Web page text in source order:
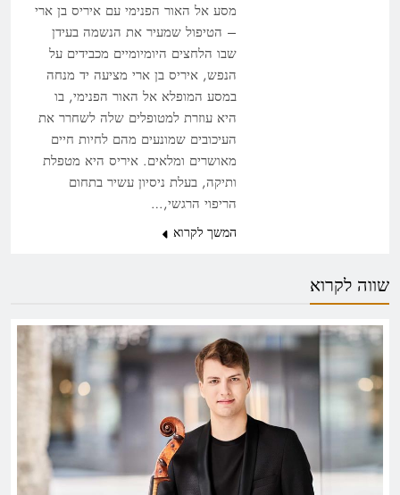
מסע אל האור הפנימי עם איריס בן ארי
– הטיפול שמעיר את הנשמה בעידן
שבו הלחצים היומיומיים מכבידים על
הנפש, איריס בן ארי מציעה יד מנחה
במסע המופלא אל האור הפנימי, בו
היא עוזרת למטופלים שלה לשחרר את
העיכובים שמונעים מהם לחיות חיים
מאושרים ומלאים. איריס היא מטפלת
ותיקה, בעלת ניסיון עשיר בתחום
הריפוי הרגשי,…
המשך לקרוא
שווה לקרוא